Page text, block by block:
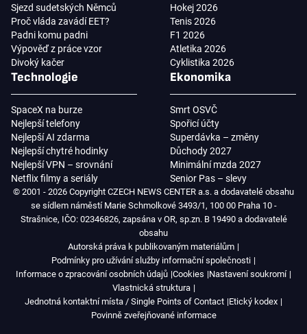
Sjezd sudetských Němců
Proč vláda zavádí EET?
Padni komu padni
Výpověď z práce vzor
Divoký kačer
Hokej 2026
Tenis 2026
F1 2026
Atletika 2026
Cyklistika 2026
Technologie
SpaceX na burze
Nejlepší telefony
Nejlepší AI zdarma
Nejlepší chytré hodinky
Nejlepší VPN – srovnání
Netflix filmy a seriály
Ekonomika
Smrt OSVČ
Spořicí účty
Superdávka – změny
Důchody 2027
Minimální mzda 2027
Senior Pas – slevy
© 2001 - 2026 Copyright CZECH NEWS CENTER a.s. a dodavatelé obsahu
se sídlem náměstí Marie Schmolkové 3493/1, 100 00 Praha 10 -
Strašnice, IČO: 02346826, zapsána v OR, sp.zn. B 19490 a dodavatelé
obsahu
Autorská práva k publikovaným materiálům
Podmínky pro užívání služby informační společnosti
Informace o zpracování osobních údajů Cookies Nastavení soukromí
Vlastnická struktura
Jednotná kontaktní místa / Single Points of Contact Etický kodex
Povinně zveřejňované informace